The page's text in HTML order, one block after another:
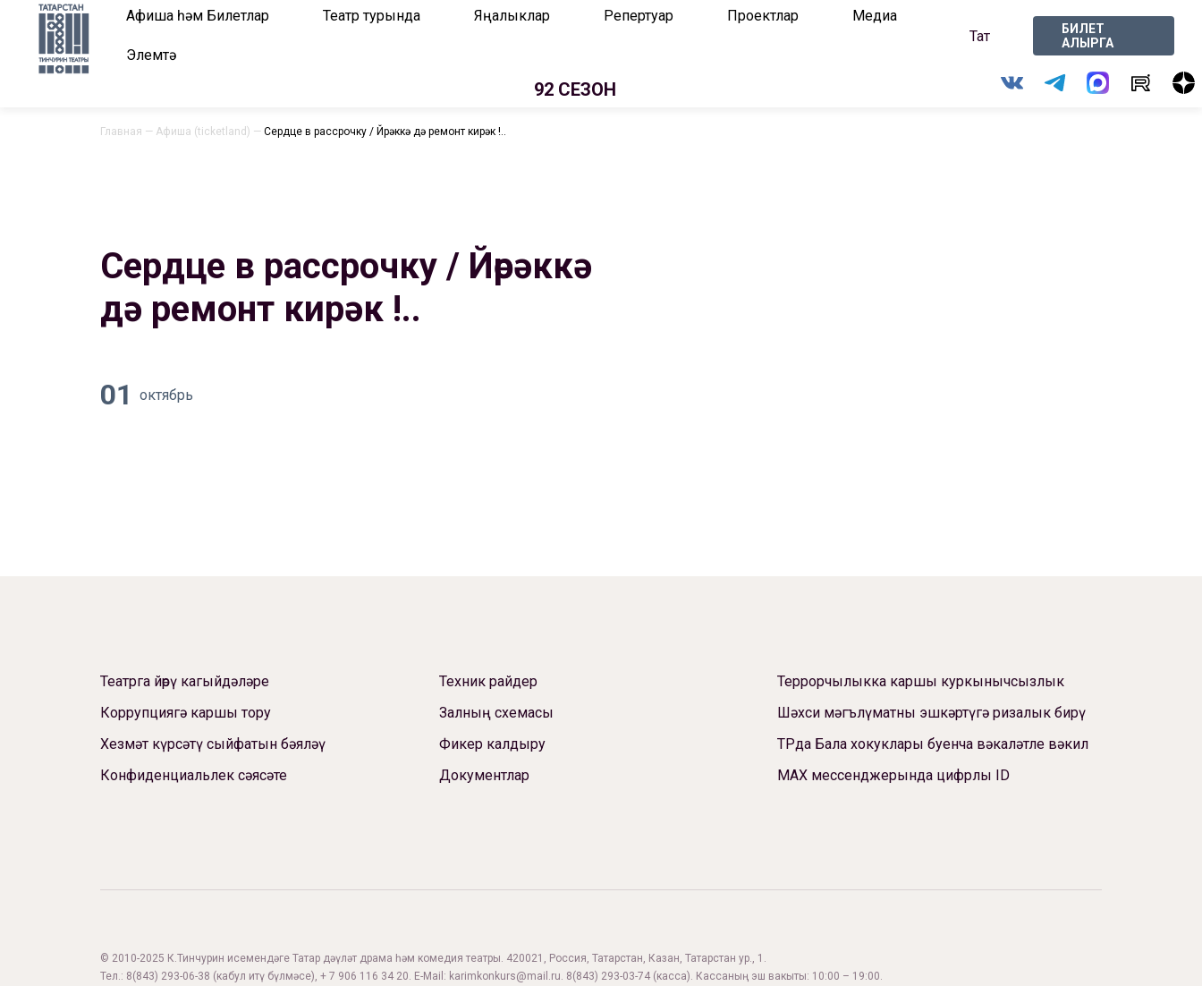
Афиша һәм Билетлар Театр турында Яңалыклар Репертуар Проектлар Медиа
Элемтә
Тат
БИЛЕТ
АЛЫРГА
92 СЕЗОН
Главная — Афиша (ticketland) — Сердце в рассрочку / Йөрәккә дә ремонт кирәк !..
Сердце в рассрочку / Йөрәккә
дә ремонт кирәк !..
01 октябрь
Театрга йөрү кагыйдәләре
Коррупциягә каршы тору
Хезмәт күрсәтү сыйфатын бәяләү
Конфиденциальлек сәясәте
Техник райдер
Залның схемасы
Фикер калдыру
Документлар
Террорчылыкка каршы куркынычсызлык
Шәхси мәгълүматны эшкәртүгә ризалык бирү
ТРда Бала хокуклары буенча вәкаләтле вәкил
МАХ мессенджерында цифрлы ID
© 2010-2025 К.Тинчурин исемендәге Татар дәүләт драма һәм комедия театры. 420021, Россия, Татарстан, Казан, Татарстан ур., 1.
Тел.: 8(843) 293-06-38 (кабул итү бүлмәсе), + 7 906 116 34 20. E-Mail: karimkonkurs@mail.ru. 8(843) 293-03-74 (касса). Кассаның эш вакыты: 10:00 – 19:00.